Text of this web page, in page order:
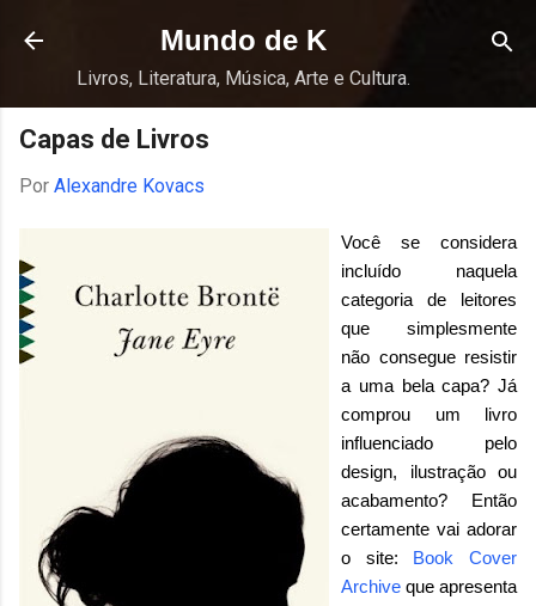
Pular para o conteúdo principal
Mundo de K
Livros, Literatura, Música, Arte e Cultura.
Capas de Livros
Por Alexandre Kovacs
Você se considera
incluído naquela
categoria de leitores
que simplesmente
não consegue resistir
a uma bela capa? Já
comprou um livro
influenciado pelo
design, ilustração ou
acabamento? Então
certamente vai adorar
o site: Book Cover
Archive que apresenta